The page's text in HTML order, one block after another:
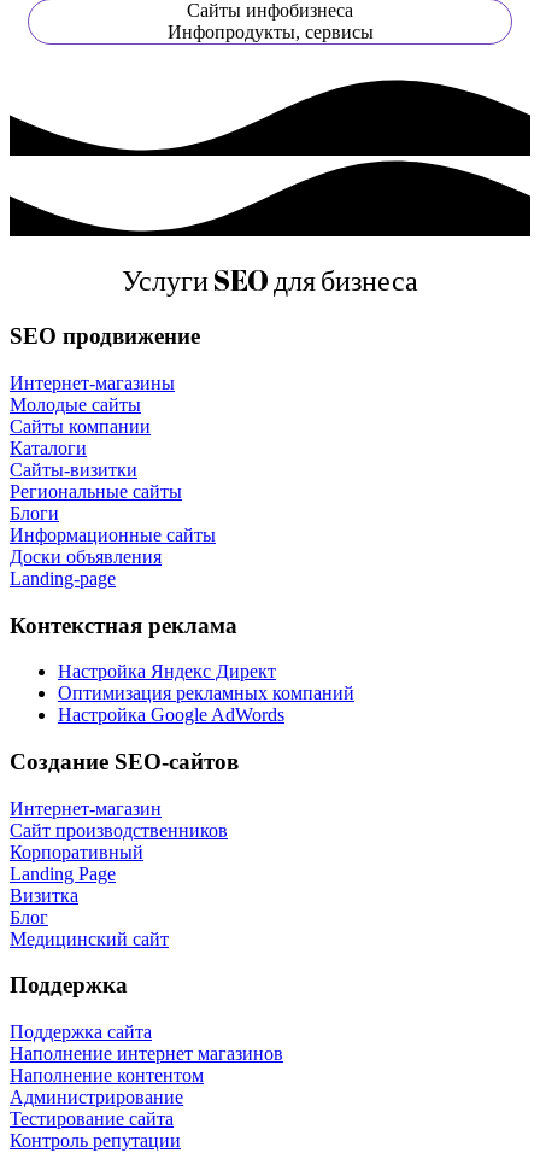
Сайты инфобизнеса
Инфопродукты, сервисы
Услуги SEO для бизнеса
SEO продвижение
Интернет-магазины
Молодые сайты
Сайты компании
Каталоги
Сайты-визитки
Региональные сайты
Блоги
Информационные сайты
Доски объявления
Landing-page
Контекстная реклама
Настройка Яндекс Директ
Оптимизация рекламных компаний
Настройка Google AdWords
Создание SEO-сайтов
Интернет-магазин
Сайт производственников
Корпоративный
Landing Page
Визитка
Блог
Медицинский сайт
Поддержка
Поддержка сайта
Наполнение интернет магазинов
Наполнение контентом
Администрирование
Тестирование сайта
Контроль репутации